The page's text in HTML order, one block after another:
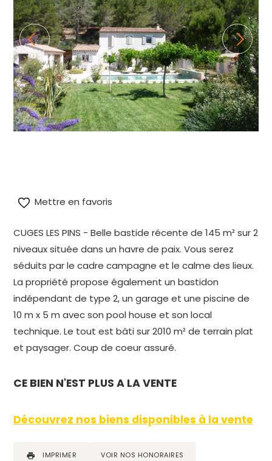
alt="Vente villa cuges les pins" title="Vente villa
cuges les pins"/>
Mettre en favoris
CUGES LES PINS - Belle bastide récente de 145 m² sur 2
niveaux située dans un havre de paix. Vous serez
séduits par le cadre campagne et le calme des lieux.
La propriété propose également un bastidon
indépendant de type 2, un garage et une piscine de
10 m x 5 m avec son pool house et son local
technique. Le tout est bâti sur 2010 m² de terrain plat
et paysager. Coup de coeur assuré.
CE BIEN N'EST PLUS A LA VENTE
Découvrez nos biens disponibles à la vente
IMPRIMER VOIR NOS HONORAIRES